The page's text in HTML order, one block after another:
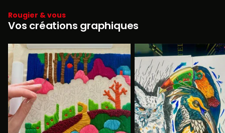
Rougier & vous
Vos créations graphiques